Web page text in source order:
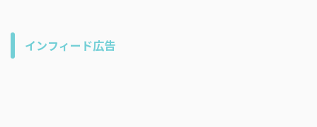
インフィード広告